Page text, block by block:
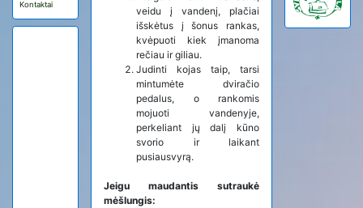
Kontaktai
veidu į vandenį, plačiai
išskėtus į šonus rankas,
kvėpuoti kiek įmanoma
rečiau ir giliau.
Judinti kojas taip, tarsi
mintumėte dviračio
pedalus, o rankomis
mojuoti vandenyje,
perkeliant jų dalį kūno
svorio ir laikant
pusiausvyrą.
Jeigu maudantis sutraukė
mėšlungis: